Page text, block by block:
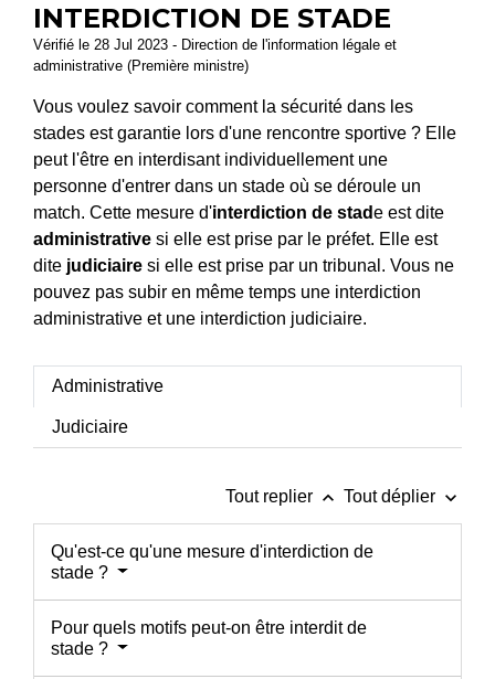
INTERDICTION DE STADE
Vérifié le 28 Jul 2023 - Direction de l'information légale et
administrative (Première ministre)
Vous voulez savoir comment la sécurité dans les
stades est garantie lors d'une rencontre sportive ? Elle
peut l'être en interdisant individuellement une
personne d'entrer dans un stade où se déroule un
match. Cette mesure d'interdiction de stade est dite
administrative si elle est prise par le préfet. Elle est
dite judiciaire si elle est prise par un tribunal. Vous ne
pouvez pas subir en même temps une interdiction
administrative et une interdiction judiciaire.
Administrative
Judiciaire
Tout replier keyboard_arrow_up Tout déplier keyboard_arrow_down
Qu'est-ce qu'une mesure d'interdiction de
stade ?
Pour quels motifs peut-on être interdit de
stade ?